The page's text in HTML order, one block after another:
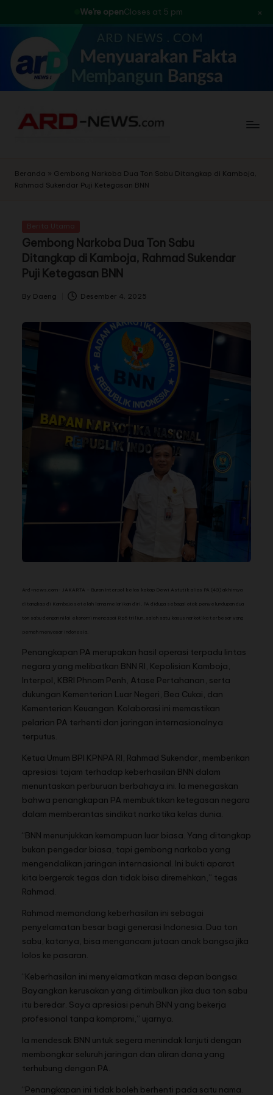
We're openCloses at 5 pm ×
Skip
content
Beranda » Gembong Narkoba Dua Ton Sabu Ditangkap di Kamboja,
Rahmad Sukendar Puji Ketegasan BNN
Gembong Narkoba Dua Ton Sabu
Ditangkap di Kamboja, Rahmad Sukendar
Puji Ketegasan BNN
By Daeng Desember 4, 2025
Ard+news.com- JAKARTA – Buron Interpol kelas kakap Dewi Astutik alias PA (43) akhirnya
ditangkap di Kamboja setelah lama melarikan diri. PA diduga sebagai otak penyelundupan dua
ton sabu dengan nilai ekonomi mencapai Rp5 triliun, salah satu kasus narkotika terbesar yang
pernah menyasar Indonesia.
Penangkapan PA merupakan hasil operasi terpadu lintas
negara yang melibatkan BNN RI, Kepolisian Kamboja,
Interpol, KBRI Phnom Penh, Atase Pertahanan, serta
dukungan Kementerian Luar Negeri, Bea Cukai, dan
Kementerian Keuangan. Kolaborasi ini memastikan
pelarian PA terhenti dan jaringan internasionalnya
terputus.
Ketua Umum BPI KPNPA RI, Rahmad Sukendar, memberikan
apresiasi tajam terhadap keberhasilan BNN dalam
menuntaskan perburuan berbahaya ini. Ia menegaskan
bahwa penangkapan PA membuktikan ketegasan negara
dalam memberantas sindikat narkotika kelas dunia.
“BNN menunjukkan kemampuan luar biasa. Yang ditangkap
bukan pengedar biasa, tapi gembong narkoba yang
mengendalikan jaringan internasional. Ini bukti aparat
kita bergerak tegas dan tidak bisa diremehkan,” tegas
Rahmad.
Rahmad memandang keberhasilan ini sebagai
penyelamatan besar bagi generasi Indonesia. Dua ton
sabu, katanya, bisa mengancam jutaan anak bangsa jika
lolos ke pasaran.
“Keberhasilan ini menyelamatkan masa depan bangsa.
Bayangkan kerusakan yang ditimbulkan jika dua ton sabu
itu beredar. Saya apresiasi penuh BNN yang bekerja
profesional tanpa kompromi,” ujarnya.
Ia mendesak BNN untuk segera menindak lanjuti dengan
membongkar seluruh jaringan dan aliran dana yang
terhubung dengan PA.
“Penangkapan ini tidak boleh berhenti pada satu nama.